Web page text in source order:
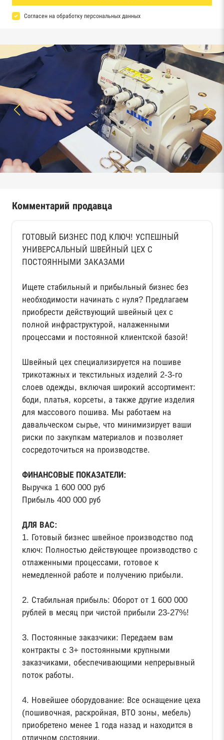
Согласен на обработку персональных данных
Комментарий продавца
ГОТОВЫЙ БИЗНЕС ПОД КЛЮЧ! УСПЕШНЫЙ
УНИВЕРСАЛЬНЫЙ ШВЕЙНЫЙ ЦЕХ С
ПОСТОЯННЫМИ ЗАКАЗАМИ
Ищете стабильный и прибыльный бизнес без
необходимости начинать с нуля? Предлагаем
приобрести действующий швейный цех с
полной инфраструктурой, налаженными
процессами и постоянной клиентской базой!
Швейный цех специализируется на пошиве
трикотажных и текстильных изделий 2-3-го
слоев одежды, включая широкий ассортимент:
боди, платья, корсеты, а также другие изделия
для массового пошива. Мы работаем на
давальческом сырье, что минимизирует ваши
риски по закупкам материалов и позволяет
сосредоточиться на производстве.
ФИНАНСОВЫЕ ПОКАЗАТЕЛИ:
Выручка 1 600 000 руб
Прибыль 400 000 руб
ДЛЯ ВАС:
1. Готовый бизнес швейное производство под
ключ: Полностью действующее производство с
отлаженными процессами, готовое к
немедленной работе и получению прибыли.
2. Стабильная прибыль: Оборот от 1 600 000
рублей в месяц при чистой прибыли 23-27%!
3. Постоянные заказчики: Передаем вам
контракты с 3+ постоянными крупными
заказчиками, обеспечивающими непрерывный
поток работы.
4. Новейшее оборудование: Все оснащение цеха
(пошивочная, раскройная, ВТО зоны, мебель)
приобретено менее 1 года назад и находится в
отличном состоянии.